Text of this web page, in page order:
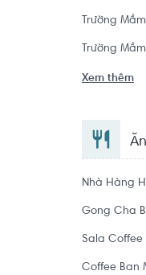
Trường
Trường
Xem thêm
Nhà Hàng
Gong Cha
Sala Coffee
Coffee Ban